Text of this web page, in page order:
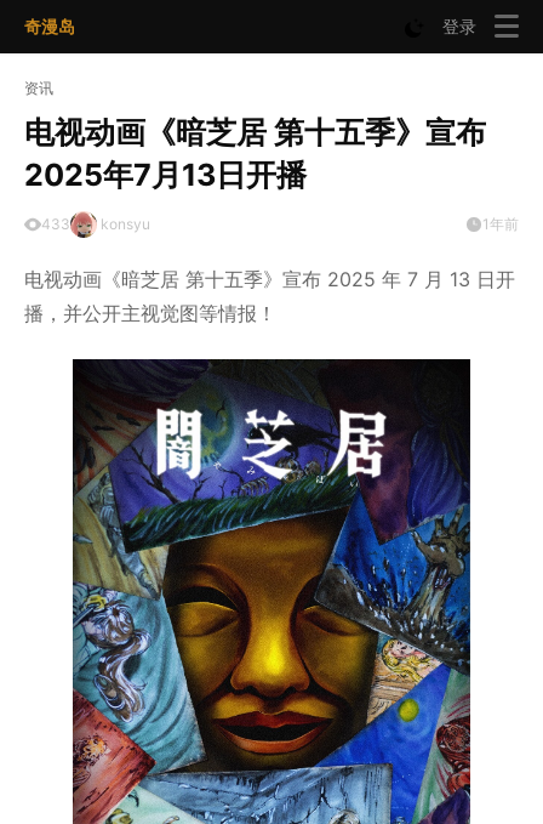
奇漫岛 登录
资讯
电视动画《暗芝居 第十五季》宣布
2025年7月13日开播
433 konsyu 1年前
电视动画《暗芝居 第十五季》宣布 2025 年 7 月 13 日开
播，并公开主视觉图等情报！